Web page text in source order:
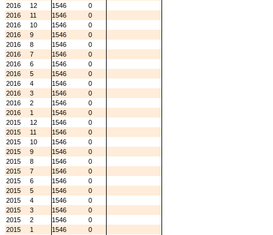
2016
12 1546
0
2016
11 1546
0
2016
10 1546
0
2016
9 1546
0
2016
8 1546
0
2016
7 1546
0
2016
6 1546
0
2016
5 1546
0
2016
4 1546
0
2016
3 1546
0
2016
2 1546
0
2016
1 1546
0
2015
12 1546
0
2015
11 1546
0
2015
10 1546
0
2015
9 1546
0
2015
8 1546
0
2015
7 1546
0
2015
6 1546
0
2015
5 1546
0
2015
4 1546
0
2015
3 1546
0
2015
2 1546
0
2015
1 1546
0